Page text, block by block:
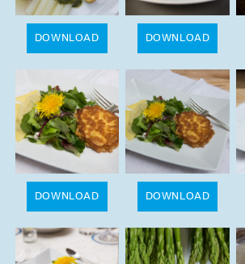
DOWNLOAD DOWNLOAD
DOWNLOAD DOWNLOAD